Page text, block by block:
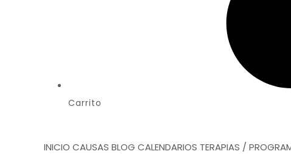
Carrito
INICIO CAUSAS BLOG CALENDARIOS TERAPIAS /